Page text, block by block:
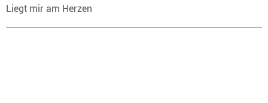
Liegt mir am Herzen